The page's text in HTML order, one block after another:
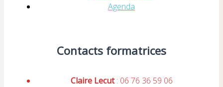
Agenda
Contacts formatrices
Claire Lecut: 06 76 36 59 06